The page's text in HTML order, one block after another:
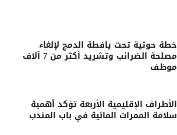
خطة حوثية تحت يافطة الدمج لإلغاء
مصلحة الضرائب وتشريد أكثر من 7 آلاف
موظف
الأطراف الإقليمية الأربعة تؤكد أهمية
سلامة الممرات المائية في باب المندب